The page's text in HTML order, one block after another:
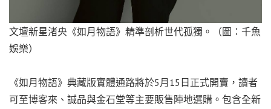
文壇新星渚央《如月物語》精準剖析世代孤獨。（圖：千魚
娛樂）
《如月物語》典藏版實體通路將於5月15日正式開賣，讀者
可至博客來、誠品與金石堂等主要販售陣地選購。包含全新